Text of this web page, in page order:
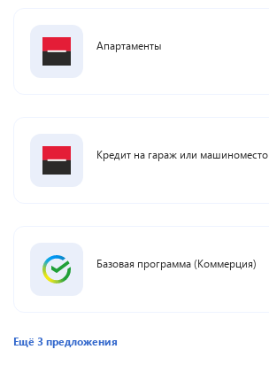
Апартаменты
Кредит на гараж или машиноместо
Базовая программа (Коммерция)
Ещё3предложения